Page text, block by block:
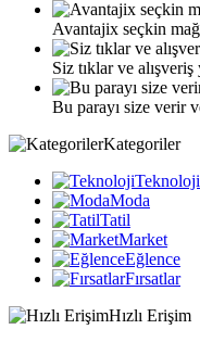
Avantajix seçkin
Siz tıklar ve alışveriş
Bu parayı size verir
Kategoriler
Teknoloji
Moda
Tatil
Market
Eğlence
Fırsatlar
Hızlı Erişim